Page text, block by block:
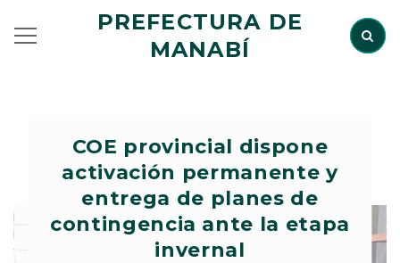
PREFECTURA DE
MANABÍ
COE provincial dispone
activación permanente y
entrega de planes de
contingencia ante la etapa
invernal